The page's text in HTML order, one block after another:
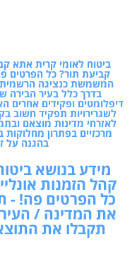
ביטוח לאומי קרית אתא
קביעת תור? כל הפרטים
המשמשת כנציגה
בדרך כלל בעיר הבירה
דיפלומטים ופקידים אחרים
לשגרירויות תפקיד חשוב
לאזרחי מדינות מוצאם
מרכזיים בפתרון מחלוקות
בהגנה על
מידע בנושא
קהל הזמנות
כל הפרטים פה! -
את המדינה /
תקבלו את